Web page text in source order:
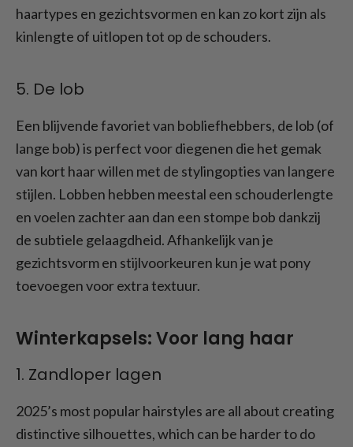
haartypes en gezichtsvormen en kan zo kort zijn als
kinlengte of uitlopen tot op de schouders.
5. De lob
Een blijvende favoriet van bobliefhebbers, de lob (of
lange bob) is perfect voor diegenen die het gemak
van kort haar willen met de stylingopties van langere
stijlen. Lobben hebben meestal een schouderlengte
en voelen zachter aan dan een stompe bob dankzij
de subtiele gelaagdheid. Afhankelijk van je
gezichtsvorm en stijlvoorkeuren kun je wat pony
toevoegen voor extra textuur.
Winterkapsels: Voor lang haar
1. Zandloper lagen
2025’s most popular hairstyles are all about creating
distinctive silhouettes, which can be harder to do